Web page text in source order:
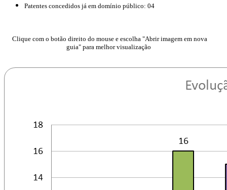
Patentes concedidos já em domínio público: 04
Clique com o botão direito do mouse e escolha "Abrir imagem em nova
guia" para melhor visualização